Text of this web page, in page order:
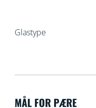
Glastype
MÅL FOR PÆRE